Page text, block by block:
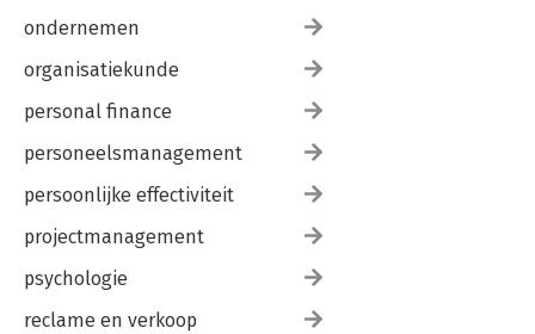
ondernemen
organisatiekunde
personal finance
personeelsmanagement
persoonlijke effectiviteit
projectmanagement
psychologie
reclame en verkoop